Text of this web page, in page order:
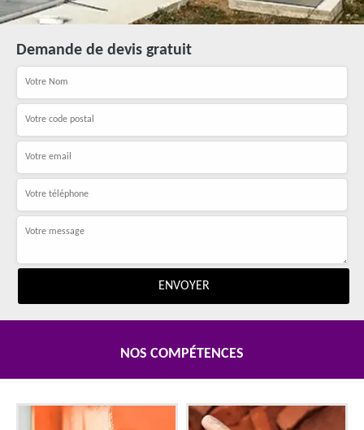
Demande de devis gratuit
NOS COMPÉTENCES